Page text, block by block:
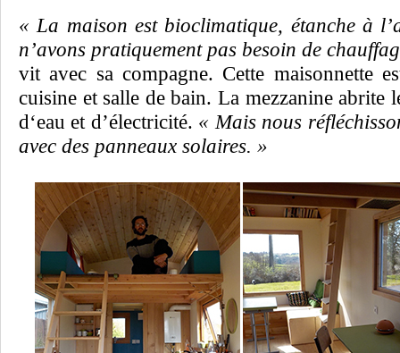
« La maison est bioclimatique, étanche à
n’avons pratiquement pas besoin de
vit avec sa compagne. Cette maisonnette
cuisine et salle de bain. La mezzanine abrite
d‘eau et d’électricité. « Mais nous
avec des panneaux solaires. »